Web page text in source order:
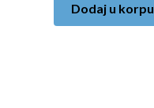
Dodaj u korpu